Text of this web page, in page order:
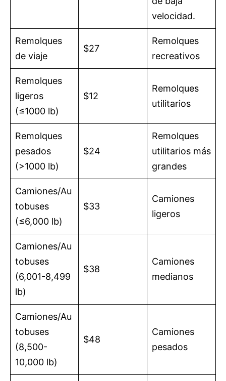
velocidad.
Remolques
de viaje
$27
Remolques
recreativos
Remolques
ligeros
(≤1000 lb)
$12
Remolques
utilitarios
Remolques
pesados
(>1000 lb)
$24
Remolques
utilitarios más
grandes
Camiones/Au
tobuses
(≤6,000 lb)
$33
Camiones
ligeros
Camiones/Au
tobuses
(6,001-8,499
lb)
$38
Camiones
medianos
Camiones/Au
tobuses
(8,500-
10,000 lb)
$48
Camiones
pesados